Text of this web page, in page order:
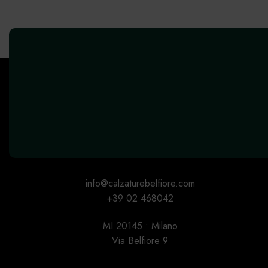
info@calzaturebelfiore.com
+39 02 468042
MI 20145 • Milano
Via Belfiore 9